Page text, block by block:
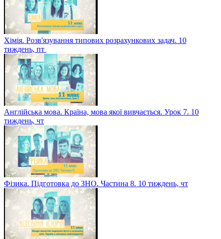
Хімія. Розв'язування типових розрахункових задач. 10
тиждень, пт
Англійська мова. Країна, мова якої вивчається. Урок 7. 10
тиждень, чт
Фізика. Підготовка до ЗНО. Частина 8. 10 тиждень, чт